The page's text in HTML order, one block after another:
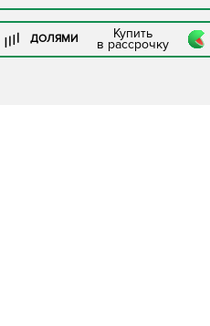
ДОЛЯМИ Купить
в рассрочку